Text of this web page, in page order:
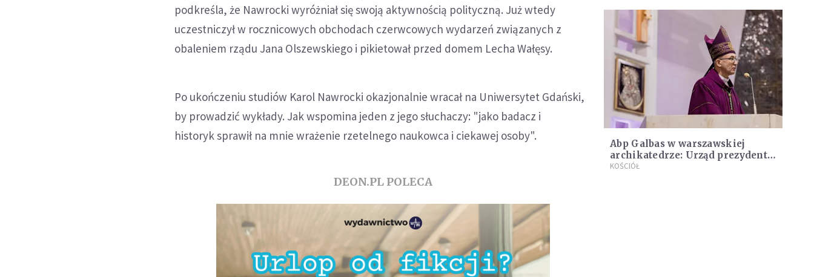
podkreśla, że Nawrocki wyróżniał się swoją aktywnością polityczną. Już wtedy
uczestniczył w rocznicowych obchodach czerwcowych wydarzeń związanych z
obaleniem rządu Jana Olszewskiego i pikietował przed domem Lecha Wałęsy.
Po ukończeniu studiów Karol Nawrocki okazjonalnie wracał na Uniwersytet Gdański,
by prowadzić wykłady. Jak wspomina jeden z jego słuchaczy: "jako badacz i
historyk sprawił na mnie wrażenie rzetelnego naukowca i ciekawej osoby".
DEON.PL POLECA
Abp Galbas w warszawskiej
archikatedrze: Urząd prezydenta
powinien nas wszystkich
KOŚCIÓŁ